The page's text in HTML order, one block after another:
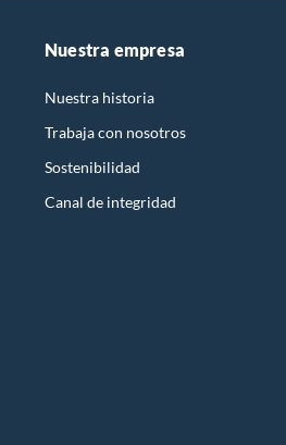
Nuestra empresa
Nuestra historia
Trabaja con nosotros
Sostenibilidad
Canal de integridad